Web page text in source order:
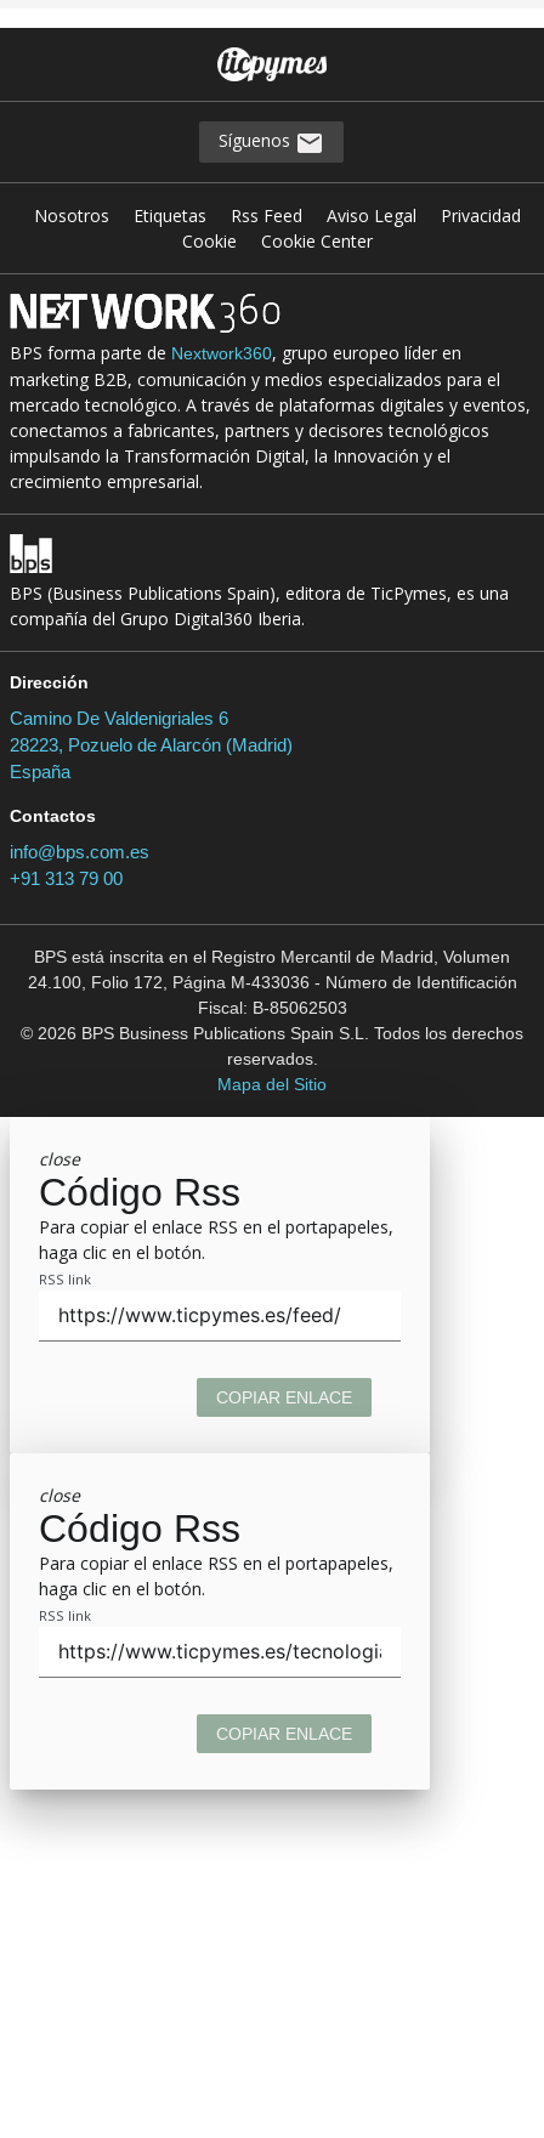
Síguenos
Nosotros Etiquetas Rss Feed Aviso Legal
Privacidad
Cookie
Cookie Center
BPS forma parte de Nextwork360, grupo europeo líder en
marketing B2B, comunicación y medios especializados para el
mercado tecnológico. A través de plataformas digitales y eventos,
conectamos a fabricantes, partners y decisores tecnológicos
impulsando la Transformación Digital, la Innovación y el
crecimiento empresarial.
BPS (Business Publications Spain), editora de TicPymes, es una
compañía del Grupo Digital360 Iberia.
Dirección
Camino De Valdenigriales 6
28223, Pozuelo de Alarcón (Madrid)
España
Contactos
info@bps.com.es
+91 313 79 00
BPS está inscrita en el Registro Mercantil de Madrid, Volumen
24.100, Folio 172, Página M-433036 - Número de Identificación
Fiscal: B-85062503
© 2026 BPS Business Publications Spain S.L. Todos los derechos
reservados.
Mapa del Sitio
close
Código Rss
Para copiar el enlace RSS en el portapapeles,
haga clic en el botón.
RSS link
COPIAR ENLACE
close
Código Rss
Para copiar el enlace RSS en el portapapeles,
haga clic en el botón.
RSS link
COPIAR ENLACE